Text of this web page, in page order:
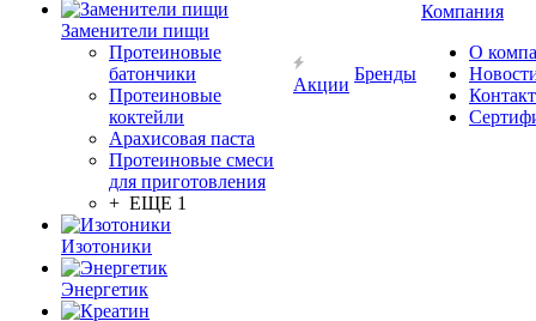
Заменители пищи
Протеиновые
батончики
Протеиновые
коктейли
Арахисовая паста
Протеиновые смеси
для приготовления
+ ЕЩЕ 1
Изотоники
Энергетик
Акции
Бренды
Компания
О